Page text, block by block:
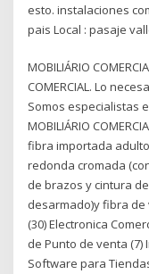
esto. instalaciones
pais Local : pasaje
MOBILIÁRIO
COMERCIAL. Lo
Somos especialistas
MOBILIÁRIO
fibra importada
redonda cromada
de brazos y cintura
desarmado)y fibra
(30) Electronica
de Punto de venta (7)
Software para